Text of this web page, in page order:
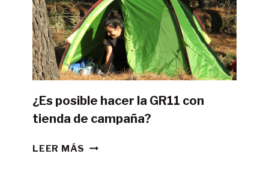
¿Es posible hacer la GR11 con
tienda de campaña?
LEER MÁS ¿ES